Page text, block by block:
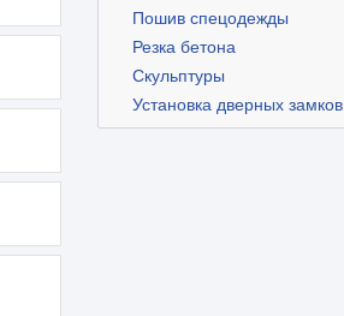
Пошив спецодежды
Резка бетона
Скульптуры
Установка дверных замков